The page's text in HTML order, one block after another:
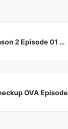
2 Episode 01 …
OVA Episode